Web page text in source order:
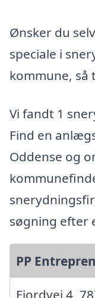
Ønsker du
speciale i
kommune, så
Vi fandt 1
Find en
Oddense og
søgning efter
PP
Fjordvej 4,